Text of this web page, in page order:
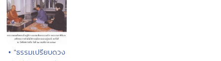
• "ธรรมเปรียบดวง